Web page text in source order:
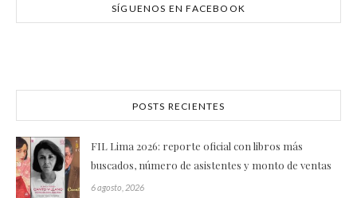
SÍGUENOS EN FACEBOOK
POSTS RECIENTES
FIL Lima 2026: reporte oficial con libros más
buscados, número de asistentes y monto de ventas
6 agosto, 2026